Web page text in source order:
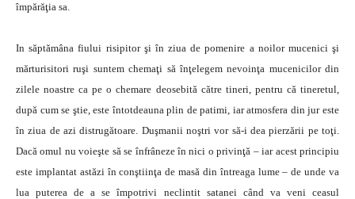
împărăţia sa.
In săptămâna fiului risipitor şi în ziua de pomenire a noilor mucenici şi
mărturisitori ruşi suntem chemaţi să înţelegem nevoinţa mucenicilor din
zilele noastre ca pe o chemare deosebită către tineri, pentru că tineretul,
după cum se ştie, este întotdeauna plin de patimi, iar atmosfera din jur este
în ziua de azi distrugătoare. Duşmanii noştri vor să-i dea pierzării pe toţi.
Dacă omul nu voieşte să se înfrâneze în nici o privinţă – iar acest principiu
este implantat astăzi în conştiinţa de masă din întreaga lume – de unde va
lua puterea de a se împotrivi neclintit satanei când va veni ceasul